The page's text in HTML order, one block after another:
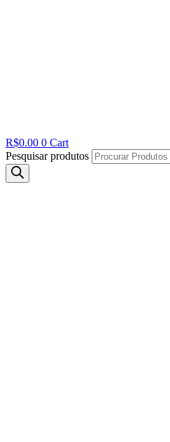
R$0.00 0 Cart
Pesquisar produtos